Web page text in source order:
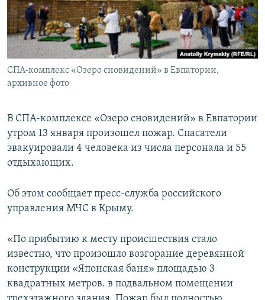
ПОБЕДИТЕЛЕЙ НЕ СУДЯТ?
КРЫМ.НЕПОКОРЕННЫЙ
ELIFBE
УКРАИНСКАЯ ПРОБЛЕМА КРЫМА
ПРИСОЕДИНЯЙТЕСЬ!
Все сайты RFE/RL
СПА-комплекс «Озеро сновидений» в Евпатории,
архивное фото
В СПА-комплексе «Озеро сновидений» в Евпатории
утром 13 января произошел пожар. Спасатели
эвакуировали 4 человека из числа персонала и 55
отдыхающих.
Об этом сообщает пресс-служба российского
управления МЧС в Крыму.
«По прибытию к месту происшествия стало
известно, что произошло возгорание деревянной
конструкции «Японская баня» площадью 3
квадратных метров. в подвальном помещении